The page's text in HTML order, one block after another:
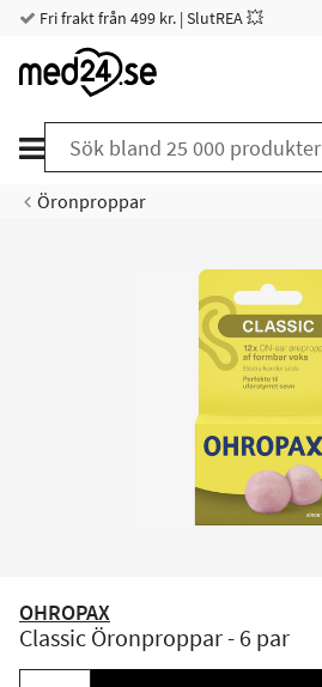
Fri frakt från 499 kr. | SlutREA 💥
Öronproppar
OHROPAX
Classic Öronproppar - 6 par